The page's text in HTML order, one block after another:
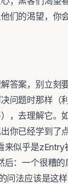
们的渴望，你
答案，别立刻
问题时那样（
，去理解它。
你已经学到了
来似乎是zEntry
后：一个很糟
问法应该是这